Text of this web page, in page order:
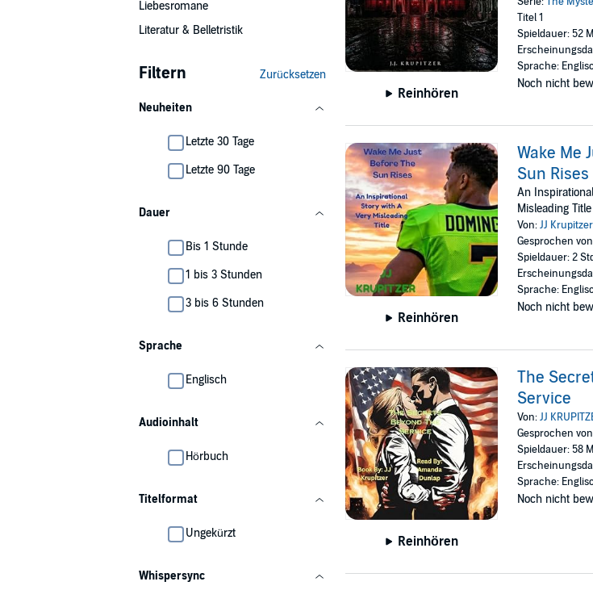
Liebesromane
Literatur & Belletristik
Filtern Zurücksetzen
Neuheiten
Letzte 30 Tage
Letzte 90 Tage
Dauer
Bis 1 Stunde
1 bis 3 Stunden
3 bis 6 Stunden
Sprache
Englisch
Audioinhalt
Hörbuch
Titelformat
Ungekürzt
Whispersync
Reinhören
Titel 1
Spieldauer: 52
Sprache:
Noch nicht
Reinhören
Wake Me
Sun Rises
An
Misleading Title
Von:JJ Krupitzer
Gesprochen
Spieldauer: 2
Sprache:
Noch nicht
Reinhören
The
Service
Von:JJ
Gesprochen
Spieldauer: 58
Sprache:
Noch nicht